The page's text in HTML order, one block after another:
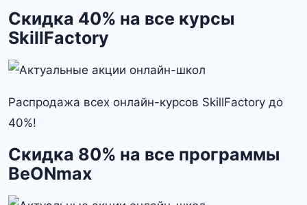
Скидка 40% на все курсы
SkillFactory
Распродажа всех онлайн-курсов SkillFactory до
40%!
Скидка 80% на все программы
BeONmax